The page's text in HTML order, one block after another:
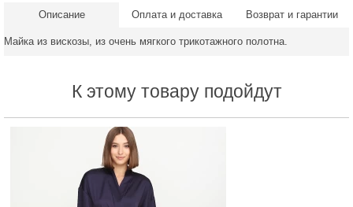
Описание Оплата и доставка Возврат и гарантии
Майка из вискозы, из очень мягкого трикотажного полотна.
К этому товару подойдут